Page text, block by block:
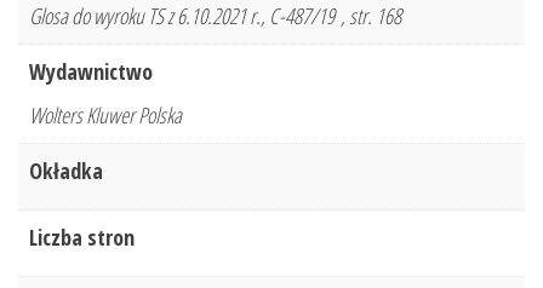
Glosa do wyroku TS z 6.10.2021 r., C-487/19 , str. 168
Wydawnictwo
Wolters Kluwer Polska
Okładka
Liczba stron